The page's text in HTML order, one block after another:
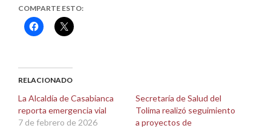
COMPARTE ESTO:
Haz
clic
(Se
abre
una
ventana
nueva)
Haz
clic
(Se
abre
una
ventana
nueva)
RELACIONADO
La Alcaldía de Casabianca
reporta emergencia vial
7 de febrero de 2026
Secretaría de Salud del
Tolima realizó seguimiento
a proyectos de